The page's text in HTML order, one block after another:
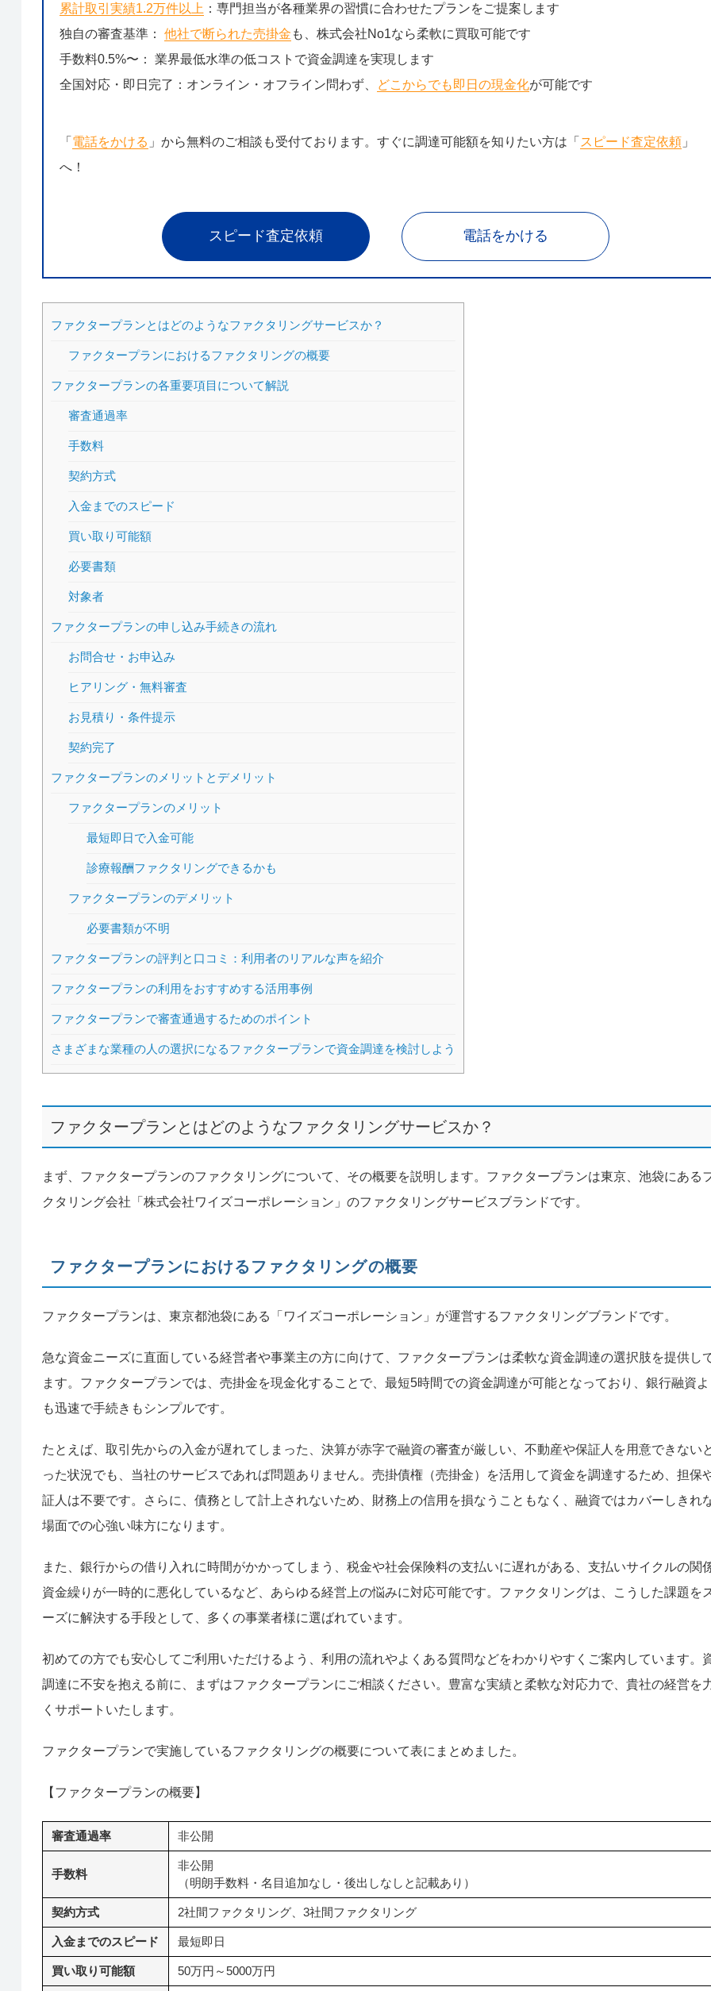
累計取引実績1.2万件以上 ：専門担当が各種業界の習慣に合わせたプランをご提案します
独自の審査基準： 他社で断られた売掛金 も、株式会社No1なら柔軟に買取可能です
手数料0.5%〜： 業界最低水準の低コストで資金調達を実現します
全国対応・即日完了：オンライン・オフライン問わず、
どこからでも即日の現金化が可能です
「 電話をかける 」から無料のご相談も受付ております。すぐに調達可能額を知りたい方は「 スピード査定依頼」
へ！
スピード査定依頼 電話をかける
ファクタープランとはどのようなファクタリングサービスか？
ファクタープランにおけるファクタリングの概要
ファクタープランの各重要項目について解説
審査通過率
手数料
契約方式
入金までのスピード
買い取り可能額
必要書類
対象者
ファクタープランの申し込み手続きの流れ
お問合せ・お申込み
ヒアリング・無料審査
お見積り・条件提示
契約完了
ファクタープランのメリットとデメリット
ファクタープランのメリット
最短即日で入金可能
診療報酬ファクタリングできるかも
ファクタープランのデメリット
必要書類が不明
ファクタープランの評判と口コミ：利用者のリアルな声を紹介
ファクタープランの利用をおすすめする活用事例
ファクタープランで審査通過するためのポイント
さまざまな業種の人の選択になるファクタープランで資金調達を検討しよう
ファクタープランとはどのようなファクタリングサービスか？
まず、ファクタープランのファクタリングについて、その概要を説明します。ファクタープランは東京、池袋にある
クタリング会社「株式会社ワイズコーポレーション」のファクタリングサービスブランドです。
ファクタープランにおけるファクタリングの概要
ファクタープランは、東京都池袋にある「ワイズコーポレーション」が運営するファクタリングブランドです。
急な資金ニーズに直面している経営者や事業主の方に向けて、ファクタープランは柔軟な資金調達の選択肢を提供し
ます。ファクタープランでは、売掛金を現金化することで、最短5時間での資金調達が可能となっており、銀行融資
も迅速で手続きもシンプルです。
たとえば、取引先からの入金が遅れてしまった、決算が赤字で融資の審査が厳しい、不動産や保証人を用意できない
った状況でも、当社のサービスであれば問題ありません。売掛債権（売掛金）を活用して資金を調達するため、担保
証人は不要です。さらに、債務として計上されないため、財務上の信用を損なうこともなく、融資ではカバーしきれ
場面での心強い味方になります。
また、銀行からの借り入れに時間がかかってしまう、税金や社会保険料の支払いに遅れがある、支払いサイクルの関
資金繰りが一時的に悪化しているなど、あらゆる経営上の悩みに対応可能です。ファクタリングは、こうした課題を
ーズに解決する手段として、多くの事業者様に選ばれています。
初めての方でも安心してご利用いただけるよう、利用の流れやよくある質問などをわかりやすくご案内しています。
調達に不安を抱える前に、まずはファクタープランにご相談ください。豊富な実績と柔軟な対応力で、貴社の経営を
くサポートいたします。
ファクタープランで実施しているファクタリングの概要について表にまとめました。
【ファクタープランの概要】
審査通過率 非公開
手数料
非公開
（明朗手数料・名目追加なし・後出しなしと記載あり）
契約方式 2社間ファクタリング、3社間ファクタリング
入金までのスピード 最短即日
買い取り可能額 50万円～5000万円